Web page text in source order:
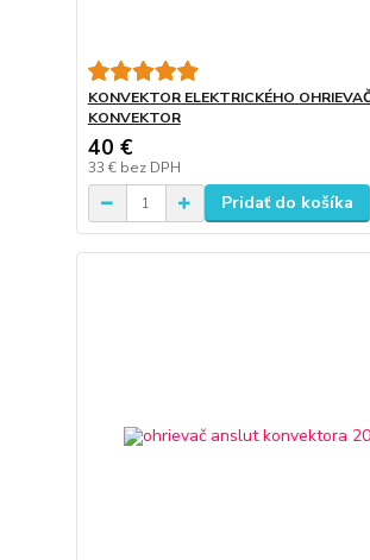
KONVEKTOR ELEKTRICKÉHO
KONVEKTOR
40 €
33 € bez DPH
Pridať do košíka